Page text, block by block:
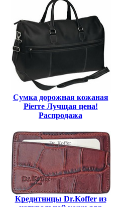
Сумка дорожная кожаная
Pierre Лучщая цена!
Распродажа
Кредитницы Dr.Koffer из